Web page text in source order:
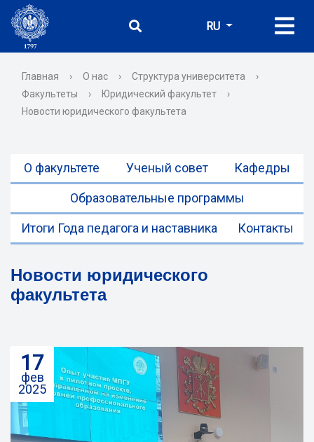
RU
Главная › О нас › Структура университета
›
Факультеты
› Юридический факультет
›
Новости юридического факультета
О факультете Ученый совет Кафедры
Образовательные программы
Итоги Года педагога и наставника Контакты
Новости юридического
факультета
17
фев
2025